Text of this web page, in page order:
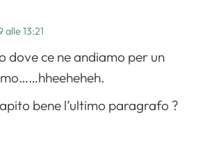
alle 13:21
dove ce ne andiamo per un
bene l’ultimo paragrafo ?